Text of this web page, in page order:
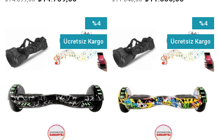
%4
İndirim
%4İndirim
Ücretsiz Kargo
%4
İndirim
Ücretsiz Kargo